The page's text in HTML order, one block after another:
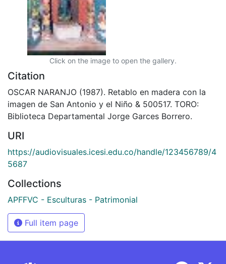
Click on the image to open the gallery.
Citation
OSCAR NARANJO (1987). Retablo en madera con la
imagen de San Antonio y el Niño & 500517. TORO:
Biblioteca Departamental Jorge Garces Borrero.
URI
https://audiovisuales.icesi.edu.co/handle/123456789/4
5687
Collections
APFFVC - Esculturas - Patrimonial
Full item page